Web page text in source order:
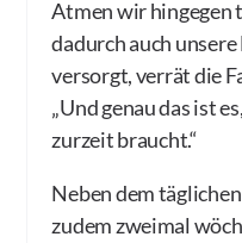
Atmen wir hingegen
dadurch auch
versorgt, verrät die
„Und genau das ist
zurzeit braucht.“
Neben dem
zudem zweimal